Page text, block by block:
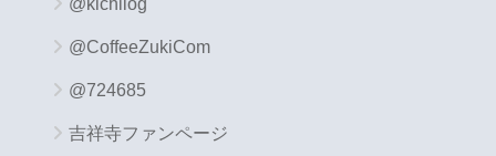
@CoffeeZukiCom
@724685
吉祥寺ファンページ